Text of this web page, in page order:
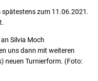
spätestens zum 11.06.2021.
Silvia Moch
uns dann mit weiteren
neuen Turnierform. (Foto: